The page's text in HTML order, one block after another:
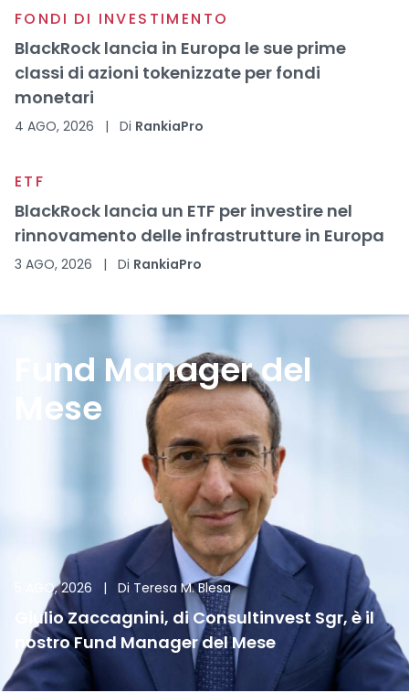
FONDI DI INVESTIMENTO
BlackRock lancia in Europa le sue prime
classi di azioni tokenizzate per fondi
monetari
4 AGO, 2026 | Di RankiaPro
ETF
BlackRock lancia un ETF per investire nel
rinnovamento delle infrastrutture in Europa
3 AGO, 2026 | Di RankiaPro
Fund Manager del
Mese
5 AGO, 2026 | Di Teresa M. Blesa
Giulio Zaccagnini, di Consultinvest Sgr, è il
nostro Fund Manager del Mese